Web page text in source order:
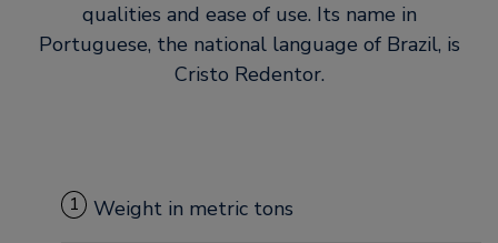
qualities and ease of use. Its name in
Portuguese, the national language of Brazil, is
Cristo Redentor.
1 Weight in metric tons